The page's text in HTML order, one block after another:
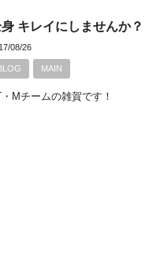
キレイにしませんか？
08/26
MAIN
・Mチームの雑賀です！